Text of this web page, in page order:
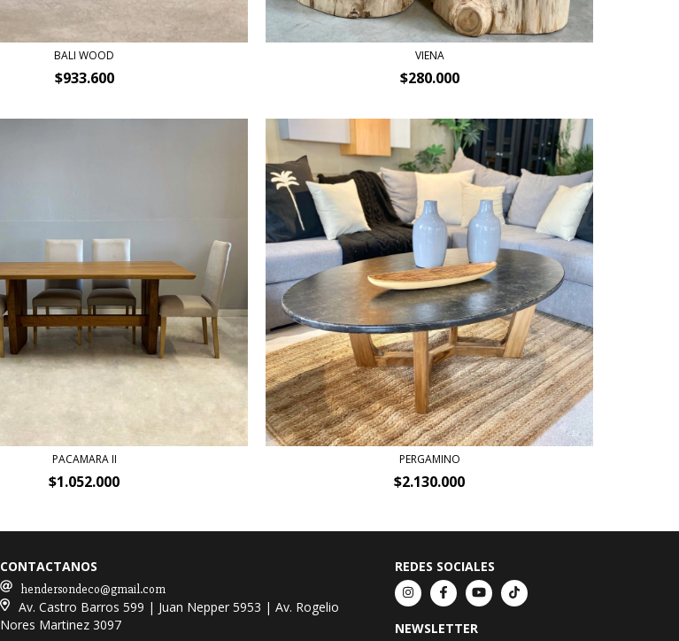
BALI WOOD
$933.600
VIENA
$280.000
PACAMARA II
$1.052.000
PERGAMINO
$2.130.000
CONTACTANOS
hendersondeco@gmail.com
Av. Castro Barros 599 | Juan Nepper 5953 | Av. Rogelio
Nores Martinez 3097
REDES SOCIALES
NEWSLETTER